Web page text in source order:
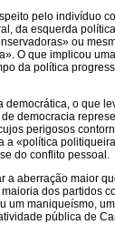
pelo indivíduo
da esquerda
ou
O que implicou
da política
o que
democracia
perigosos
a «política
do conflito pessoal.
a aberração maior
dos partidos
maniqueísmo,
pública de